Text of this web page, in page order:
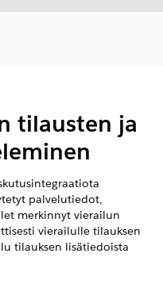
tilausten ja
palvelutiedot,
merkinnyt vierailun
vierailulle tilauksen
tilauksen lisätiedoista